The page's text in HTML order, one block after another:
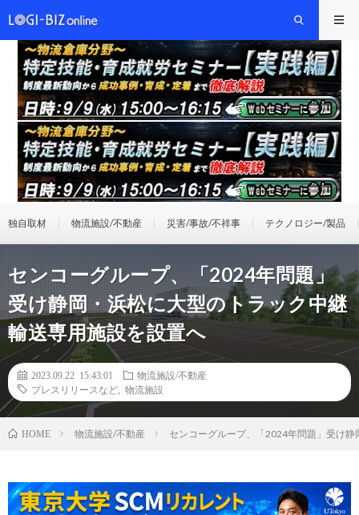
独自取材 物流施設/不動産 災害/事故/不祥事 テクノロジー/製品
センコーグループ、「2024年問題」
受け静岡・浜松に大型のトラック中継
輸送専用施設を設置へ
2023.09.22 15:43:01
物流施設/不動産
プレスリリースなど
物流施設
HOME 物流施設/不動産 センコーグループ、「2024年問題」受け